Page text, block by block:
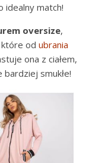
idealny match!
oversize,
od ubrania
ona z ciałem,
smukłe!